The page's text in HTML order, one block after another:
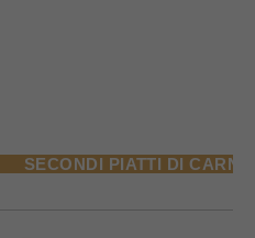
SECONDI PIATTI DI CARNE